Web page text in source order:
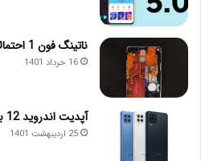
ناتینگ فون 1 احتمالا این هفته معرفی می‌شود
16 خرداد 1401
آپدیت اندروید 12 برای گلکسی M22 منتشر شد
25 اردیبهشت 1401